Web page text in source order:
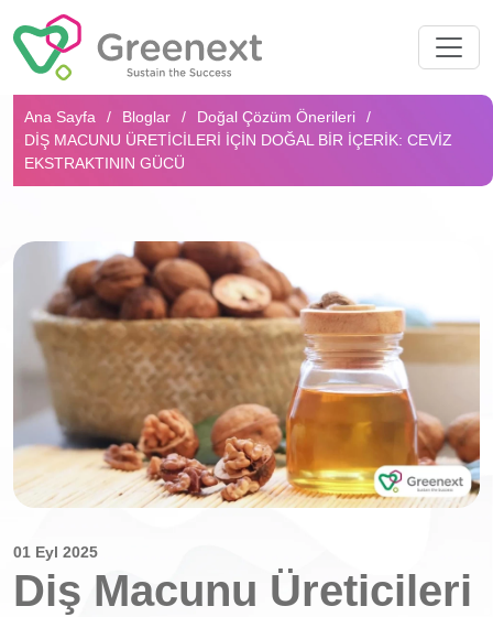
Arama...
Ana Sayfa Bloglar
Doğal Çözüm Önerileri
DIŞ MACUNU ÜRETICILERI İÇIN DOĞAL BIR İÇERIK: CEVIZ
EKSTRAKTININ GÜCÜ
01 Eyl 2025
Diş Macunu Üreticileri